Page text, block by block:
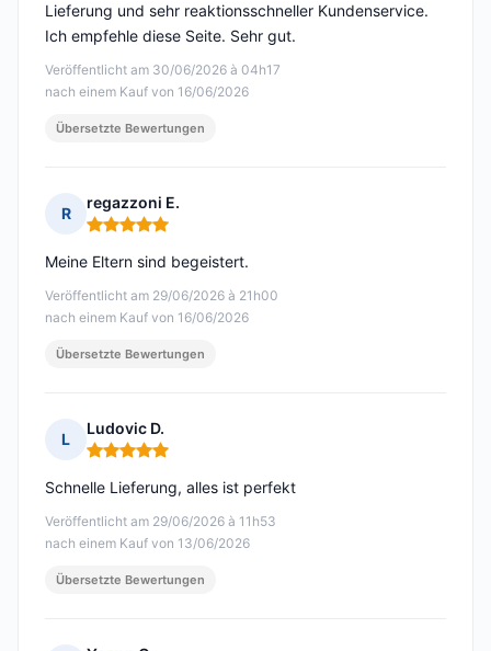
Veröffentlicht am 30/06/2026 à 04h17
nach einem Kauf von 16/06/2026
Lieferung und sehr reaktionsschneller Kundenservice.
Ich empfehle diese Seite. Sehr gut.
Übersetzte Bewertungen
R
regazzoni E.
Hinweis: 5 von 5
Veröffentlicht am 29/06/2026 à 21h00
nach einem Kauf von 16/06/2026
Meine Eltern sind begeistert.
Übersetzte Bewertungen
L
Ludovic D.
Hinweis: 5 von 5
Veröffentlicht am 29/06/2026 à 11h53
nach einem Kauf von 13/06/2026
Schnelle Lieferung, alles ist perfekt
Übersetzte Bewertungen